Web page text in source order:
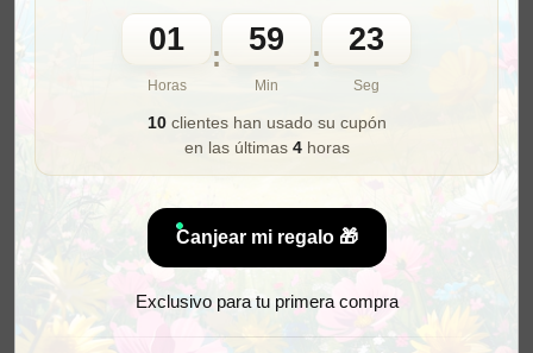
01
Horas
: 59
Min
:
21
Seg
10clientes han usado su cupón
en las últimas 4horas
Canjear mi regalo 🎁
Exclusivo para tu primera compra